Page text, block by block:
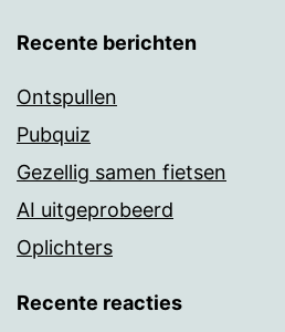
Recente berichten
Ontspullen
Pubquiz
Gezellig samen fietsen
AI uitgeprobeerd
Oplichters
Recente reacties